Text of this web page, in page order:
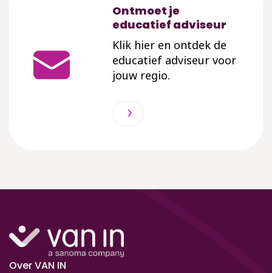
Ontmoet je
educatief adviseur
Klik hier en ontdek de
educatief adviseur voor
jouw regio.
Over VAN IN